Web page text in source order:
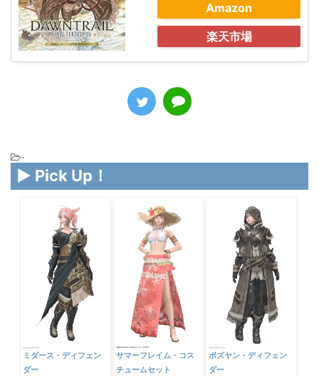
Amazon
楽天市場
-
▶ Pick Up！
ミダース・ディフェン
ダー
サマーフレイム・コス
チュームセット
ボズヤン・ディフェン
ダー